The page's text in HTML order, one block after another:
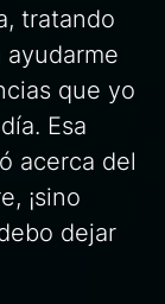
tratando
que yo
Esa
acerca del
¡sino
dejar